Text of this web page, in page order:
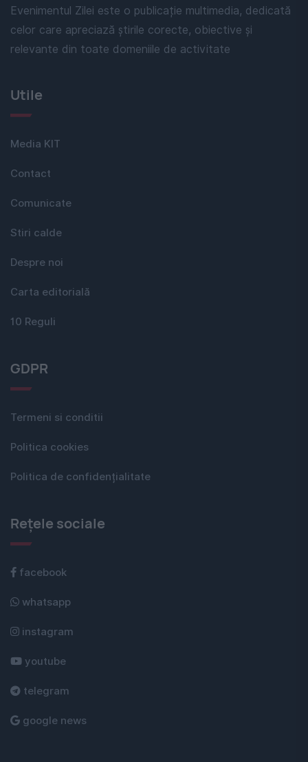
Evenimentul Zilei este o publicație multimedia, dedicată
celor care apreciază știrile corecte, obiective și
relevante din toate domeniile de activitate
Utile
Media KIT
Contact
Comunicate
Stiri calde
Despre noi
Carta editorială
10 Reguli
GDPR
Termeni si conditii
Politica cookies
Politica de confidențialitate
Rețele sociale
facebook
whatsapp
instagram
youtube
telegram
google news